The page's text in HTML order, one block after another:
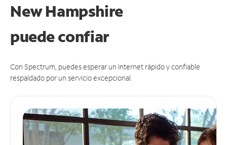
New Hampshire
puedeconfiar
Con Spectrum, puedes esperar un Internet rápido y confiable
respaldado por un servicio excepcional.